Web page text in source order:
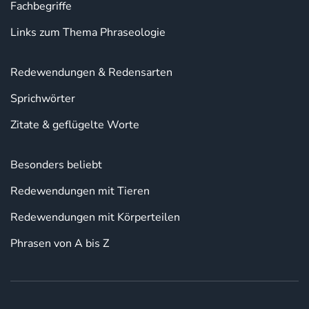
Fachbegriffe
Links zum Thema Phraseologie
Redewendungen & Redensarten
Sprichwörter
Zitate & geflügelte Worte
Besonders beliebt
Redewendungen mit Tieren
Redewendungen mit Körperteilen
Phrasen von A bis Z